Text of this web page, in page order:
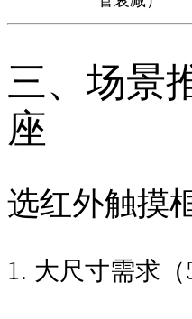
三、场景
座
选红外触摸
1. 大尺寸需求（